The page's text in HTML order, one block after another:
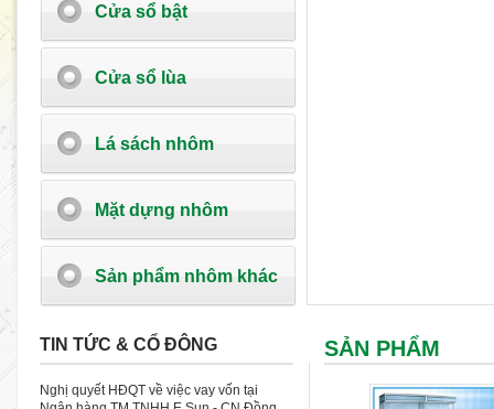
Cửa sổ bật
Cửa sổ lùa
Lá sách nhôm
Mặt dựng nhôm
Sản phẩm nhôm khác
TIN TỨC & CỔ ĐÔNG
Nghị quyết HĐQT về việc vay vốn tại
SẢN PHẨM